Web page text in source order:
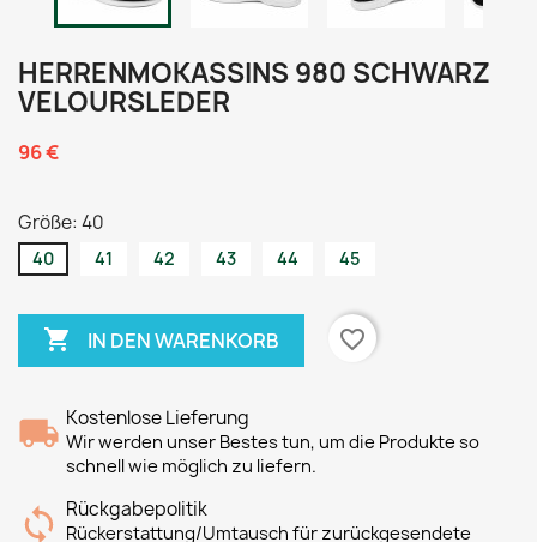
HERRENMOKASSINS 980 SCHWARZ
VELOURSLEDER
96 €
Größe: 40
40 41 42 43 44 45
 IN DEN WARENKORB favorite_border
Kostenlose Lieferung
Wir werden unser Bestes tun, um die Produkte so
schnell wie möglich zu liefern.
Rückgabepolitik
Rückerstattung/Umtausch für zurückgesendete